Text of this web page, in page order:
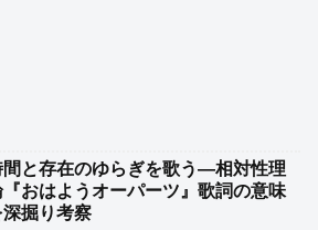
間と存在のゆらぎを歌う―相対性理
『おはようオーパーツ』歌詞の意味
深掘り考察